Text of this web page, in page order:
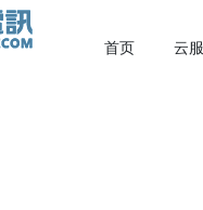
首页 云